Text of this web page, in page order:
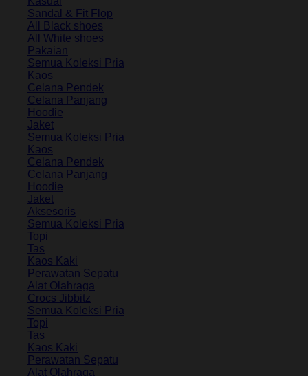
Sandal & Fit Flop
All Black shoes
All White shoes
Pakaian
Semua Koleksi Pria
Kaos
Celana Pendek
Celana Panjang
Hoodie
Jaket
Semua Koleksi Pria
Kaos
Celana Pendek
Celana Panjang
Hoodie
Jaket
Aksesoris
Semua Koleksi Pria
Topi
Tas
Kaos Kaki
Perawatan Sepatu
Alat Olahraga
Crocs Jibbitz
Semua Koleksi Pria
Topi
Tas
Kaos Kaki
Perawatan Sepatu
Alat Olahraga